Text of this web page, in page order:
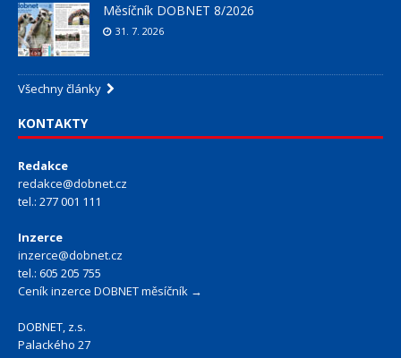
Měsíčník DOBNET 8/2026
31. 7. 2026
Všechny články
KONTAKTY
Redakce
redakce@dobnet.cz
tel.: 277 001 111
Inzerce
inzerce@dobnet.cz
tel.: 605 205 755
Ceník inzerce DOBNET měsíčník →
DOBNET, z.s.
Palackého 27